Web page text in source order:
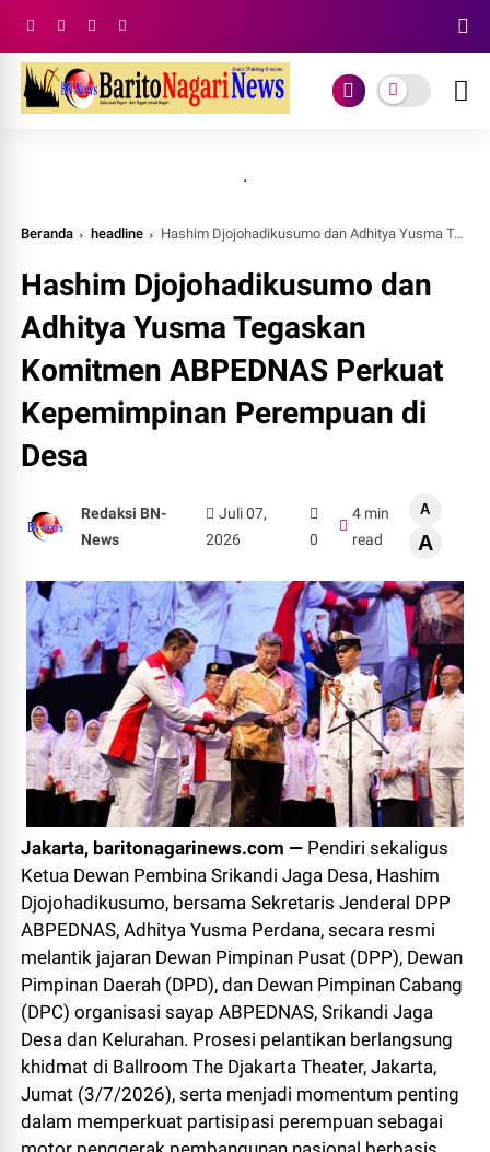
.
Beranda headline Hashim Djojohadikusumo dan Adhitya Yusma Tegaskan Komitmen ABPEDNAS Perkuat Kepemimpinan Perempuan di Desa
Hashim Djojohadikusumo dan
Adhitya Yusma Tegaskan
Komitmen ABPEDNAS Perkuat
Kepemimpinan Perempuan di
Desa
Redaksi BN-
News
Juli 07,
2026
0
4 min
read
A
A
Jakarta, baritonagarinews.com — Pendiri sekaligus
Ketua Dewan Pembina Srikandi Jaga Desa, Hashim
Djojohadikusumo, bersama Sekretaris Jenderal DPP
ABPEDNAS, Adhitya Yusma Perdana, secara resmi
melantik jajaran Dewan Pimpinan Pusat (DPP), Dewan
Pimpinan Daerah (DPD), dan Dewan Pimpinan Cabang
(DPC) organisasi sayap ABPEDNAS, Srikandi Jaga
Desa dan Kelurahan. Prosesi pelantikan berlangsung
khidmat di Ballroom The Djakarta Theater, Jakarta,
Jumat (3/7/2026), serta menjadi momentum penting
dalam memperkuat partisipasi perempuan sebagai